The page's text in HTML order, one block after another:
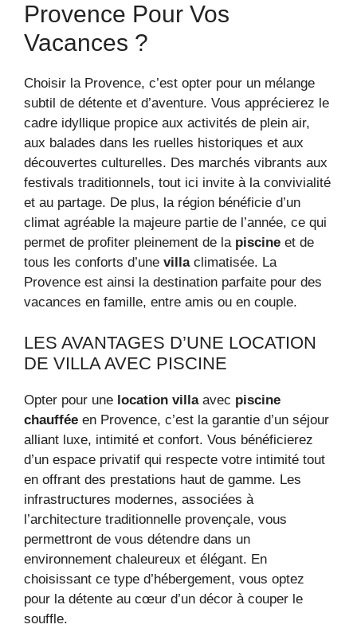
Provence Pour Vos
Vacances ?
Choisir la Provence, c’est opter pour un mélange
subtil de détente et d’aventure. Vous apprécierez le
cadre idyllique propice aux activités de plein air,
aux balades dans les ruelles historiques et aux
découvertes culturelles. Des marchés vibrants aux
festivals traditionnels, tout ici invite à la convivialité
et au partage. De plus, la région bénéficie d’un
climat agréable la majeure partie de l’année, ce qui
permet de profiter pleinement de la piscine et de
tous les conforts d’une villaclimatisée. La
Provence est ainsi la destination parfaite pour des
vacances en famille, entre amis ou en couple.
LES AVANTAGES D’UNE LOCATION
DE VILLA AVEC PISCINE
Opter pour une location villaavec piscine
chauffée en Provence, c’est la garantie d’un séjour
alliant luxe, intimité et confort. Vous bénéficierez
d’un espace privatif qui respecte votre intimité tout
en offrant des prestations haut de gamme. Les
infrastructures modernes, associées à
l’architecture traditionnelle provençale, vous
permettront de vous détendre dans un
environnement chaleureux et élégant. En
choisissant ce type d’hébergement, vous optez
pour la détente au cœur d’un décor à couper le
souffle.